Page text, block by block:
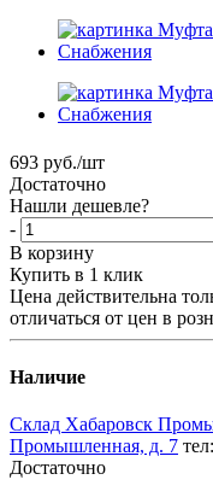
693 руб./шт
Достаточно
Нашли дешевле?
-
В корзину
Купить в 1 клик
Цена действительна
отличаться от цен в
Наличие
Склад Хабаровск
Промышленная, д. 7
Достаточно